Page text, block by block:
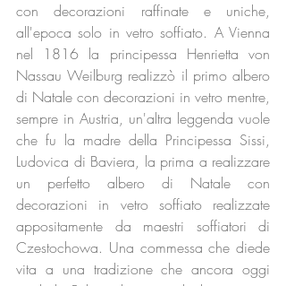
con decorazioni raffinate e uniche,
all'epoca solo in vetro soffiato. A Vienna
nel 1816 la principessa Henrietta von
Nassau Weilburg realizzò il primo albero
di Natale con decorazioni in vetro mentre,
sempre in Austria, un'altra leggenda vuole
che fu la madre della Principessa Sissi,
Ludovica di Baviera, la prima a realizzare
un perfetto albero di Natale con
decorazioni in vetro soffiato realizzate
appositamente da maestri soffiatori di
Czestochowa. Una commessa che diede
vita a una tradizione che ancora oggi